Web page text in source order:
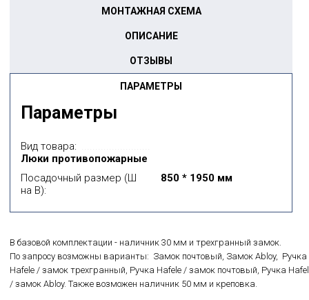
ПАРАМЕТРЫ
МОНТАЖНАЯ СХЕМА
ОПИСАНИЕ
ОТЗЫВЫ
Параметры
Вид товара:
Люки противопожарные
Посадочный размер (Ш
на В):
850 * 1950 мм
В базовой комплектации - наличник 30 мм и трехгранный замок.
По запросу возможны варианты: Замок почтовый, Замок Abloy, Ручка
Hafele / замок трехгранный, Ручка Hafele / замок почтовый, Ручка
/ замок Abloy. Также возможен наличник 50 мм и креповка.